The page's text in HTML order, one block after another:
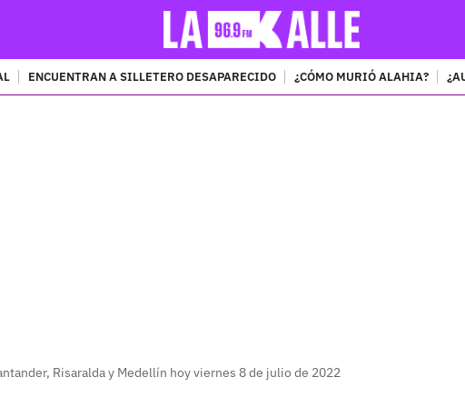
ENCUENTRAN A SILLETERO DESAPARECIDO ¿CÓMO MURIÓ ALAHIA?
Risaralda y Medellín hoy viernes 8 de julio de 2022